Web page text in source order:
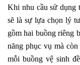
Khi nhu cầu sử dụng
sẽ là sự lựa chọn lý
gồm hai buồng riêng
năng phục vụ mà
mỗi buồng vệ sinh